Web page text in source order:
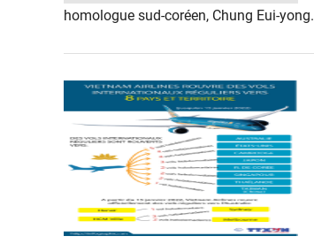
homologue sud-coréen, Chung Eui-yong.